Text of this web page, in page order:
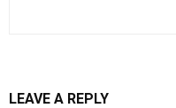
LEAVE A REPLY